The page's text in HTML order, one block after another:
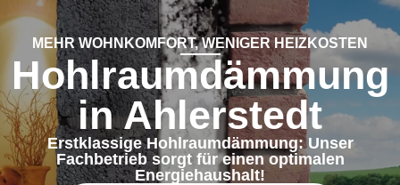
MEHR WOHNKOMFORT, WENIGER HEIZKOSTEN
Hohlraumdämmung
in Ahlerstedt
Erstklassige Hohlraumdämmung: Unser
Fachbetrieb sorgt für einen optimalen
Energiehaushalt!